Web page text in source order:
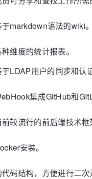
markdown语法的wiki。
维度的统计报表。
LDAP用户的同步和认
集成GitHub和
较流行的前后端技术
安装。
码结构，方便进行二次